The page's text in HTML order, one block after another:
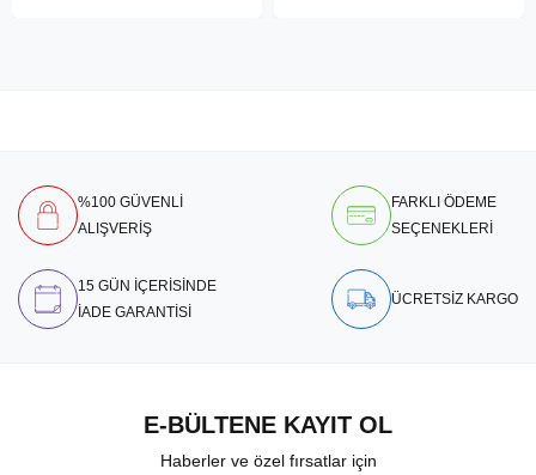
%100 GÜVENLİ
ALIŞVERİŞ
FARKLI ÖDEME
SEÇENEKLERİ
15 GÜN İÇERİSİNDE
İADE GARANTİSİ
ÜCRETSİZ KARGO
E-BÜLTENE KAYIT OL
Haberler ve özel fırsatlar için